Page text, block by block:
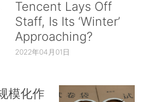
Tencent Lays Off
Staff, Is Its ‘Winter’
Approaching?
2022年04月01日
模化作